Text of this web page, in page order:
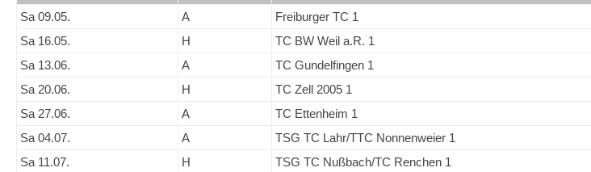
Sa 09.05.
A
Freiburger TC 1
Sa 16.05.
H
TC BW Weil a.R. 1
Sa 13.06.
A
TC Gundelfingen 1
Sa 20.06.
H
TC Zell 2005 1
Sa 27.06.
A
TC Ettenheim 1
Sa 04.07.
A
TSG TC Lahr/TTC Nonnenweier 1
Sa 11.07.
H TSG TC Nußbach/TC Renchen 1